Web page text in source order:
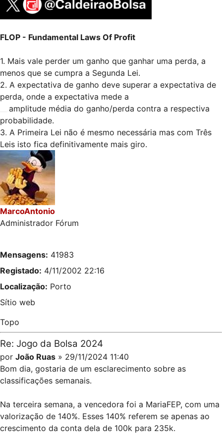
FLOP - Fundamental Laws Of Profit
1. Mais vale perder um ganho que ganhar uma perda, a
menos que se cumpra a Segunda Lei.
2. A expectativa de ganho deve superar a expectativa de
perda, onde a expectativa mede a
amplitude média do ganho/perda contra a respectiva
probabilidade.
3. A Primeira Lei não é mesmo necessária mas com Três
Leis isto fica definitivamente mais giro.
MarcoAntonio
Administrador Fórum
Mensagens: 41983
Registado: 4/11/2002 22:16
Localização: Porto
Sítio web
Topo
Re: Jogo da Bolsa 2024
por João Ruas » 29/11/2024 11:40
Bom dia, gostaria de um esclarecimento sobre as
classificações semanais.
Na terceira semana, a vencedora foi a MariaFEP, com uma
valorização de 140%. Esses 140% referem se apenas ao
crescimento da conta dela de 100k para 235k.